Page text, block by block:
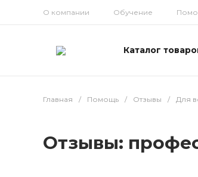
О компании Обучение
Каталог
Главная / Помощь / Отзывы / Для
Отзывы: